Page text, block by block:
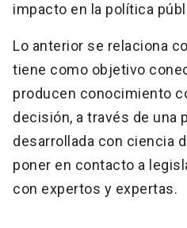
impacto en la política
Lo anterior se relaciona
tiene como objetivo
producen conocimiento
decisión, a través de una
desarrollada con ciencia
poner en contacto a
con expertos y expertas.